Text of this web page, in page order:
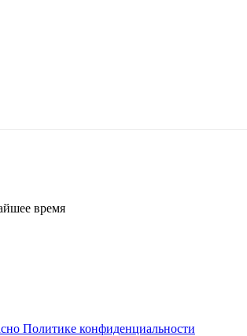
время
Политике конфиденциальности